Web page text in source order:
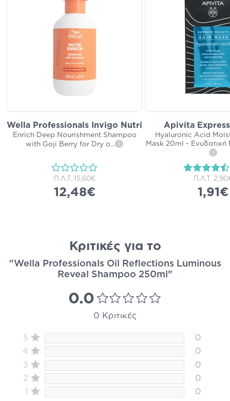
Wella Professionals Invigo Nutri
Enrich Deep Nourishment Shampoo
with Goji Berry for Dry o... i
Π.Λ.Τ. 15,60€
12,48€
Apivita
Hyaluronic Acid
Mask 20ml -
i
Π.Λ.Τ.
1,91€
Κριτικές για το
"Wella Professionals Oil Reflections Luminous
Reveal Shampoo 250ml"
0.0
0 Κριτικές
5
0
4
0
3
0
2
0
1
0